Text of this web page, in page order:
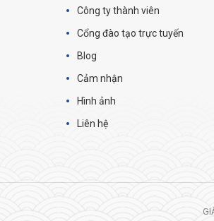
Công ty thành viên
Cổng đào tạo trực tuyến
Blog
Cảm nhận
Hình ảnh
Liên hệ